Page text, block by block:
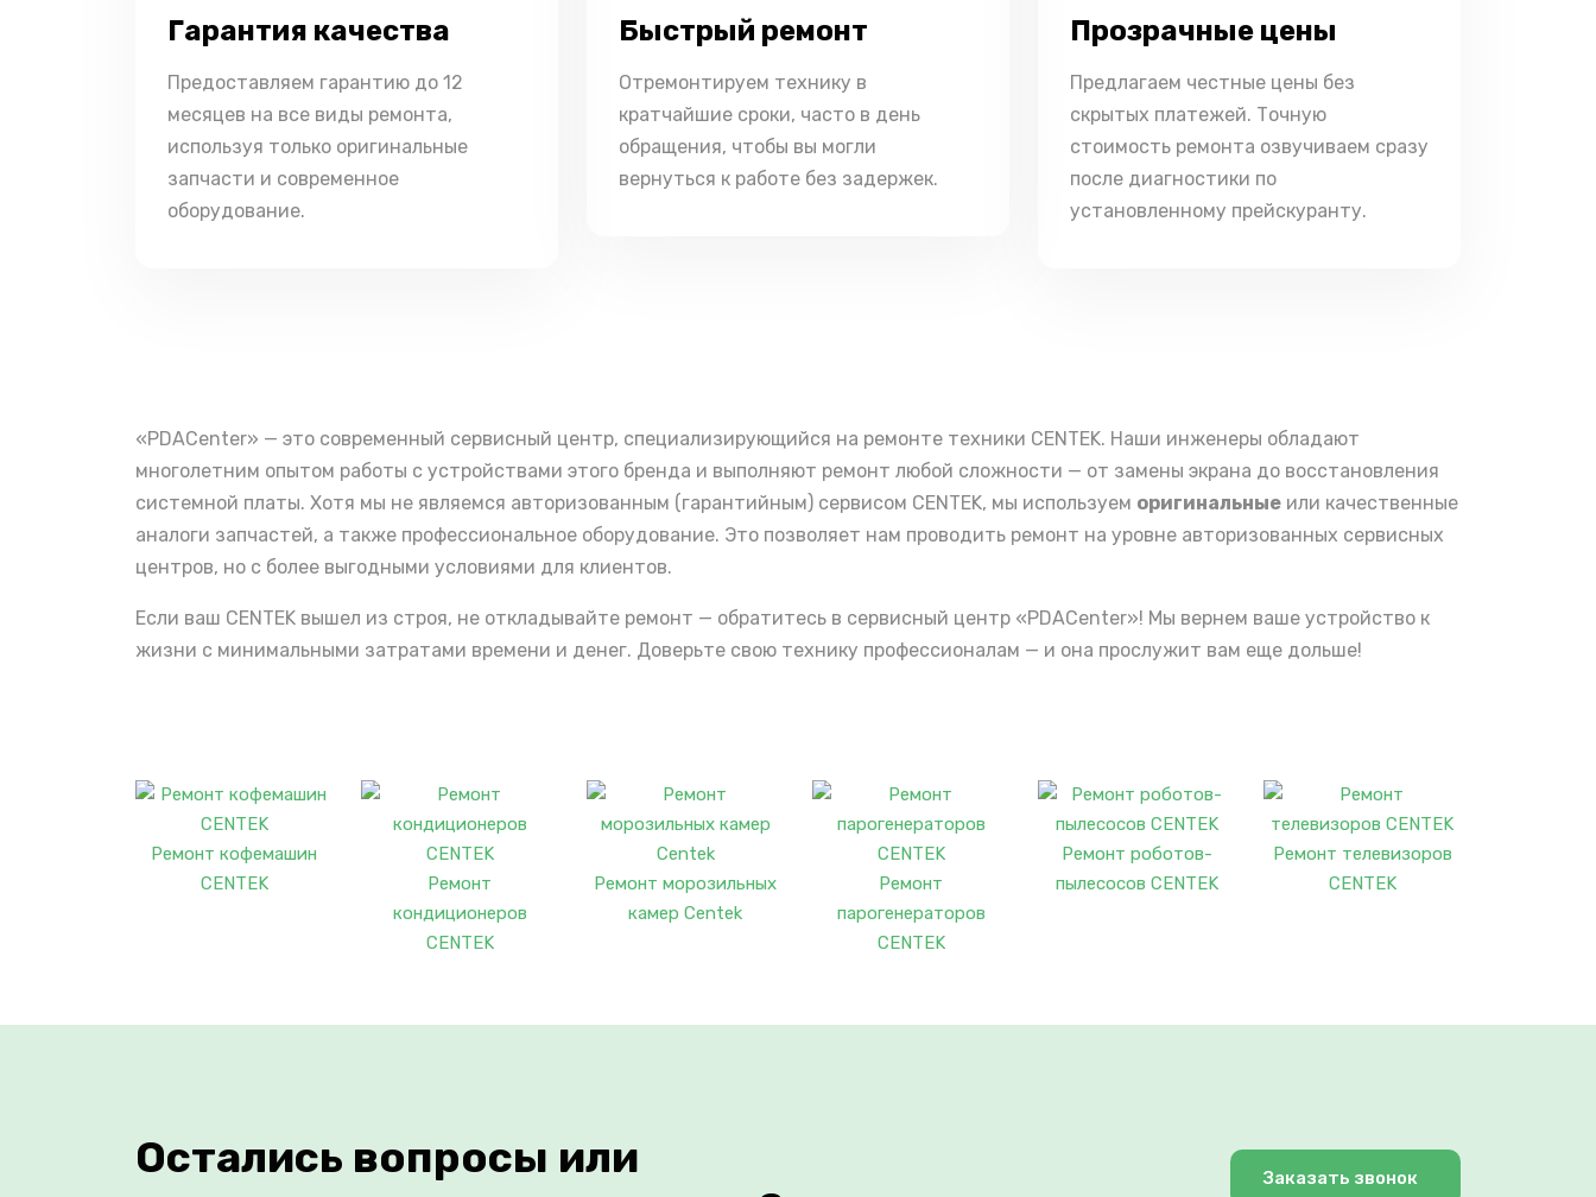
Гарантия качества
Предоставляем гарантию до 12
месяцев на все виды ремонта,
используя только оригинальные
запчасти и современное
оборудование.
Быстрый ремонт
Отремонтируем технику в
кратчайшие сроки, часто в день
обращения, чтобы вы могли
вернуться к работе без задержек.
Прозрачные цены
Предлагаем честные цены без
скрытых платежей. Точную
стоимость ремонта озвучиваем сразу
после диагностики по
установленному прейскуранту.
«PDACenter» — это современный сервисный центр, специализирующийся на ремонте техники CENTEK. Наши инженеры обладают
многолетним опытом работы с устройствами этого бренда и выполняют ремонт любой сложности — от замены экрана до восстановления
системной платы. Хотя мы не являемся авторизованным (гарантийным) сервисом CENTEK, мы используем оригинальные или качественные
аналоги запчастей, а также профессиональное оборудование. Это позволяет нам проводить ремонт на уровне авторизованных сервисных
центров, но с более выгодными условиями для клиентов.
Если ваш CENTEK вышел из строя, не откладывайте ремонт — обратитесь в сервисный центр «PDACenter»! Мы вернем ваше устройство к
жизни с минимальными затратами времени и денег. Доверьте свою технику профессионалам — и она прослужит вам еще дольше!
Ремонт кофемашин
CENTEK
Ремонт
кондиционеров
CENTEK
Ремонт морозильных
камер Centek
Ремонт
парогенераторов
CENTEK
Ремонт роботов-
пылесосов CENTEK
Ремонт телевизоров
CENTEK
Остались вопросы или
Заказать звонок